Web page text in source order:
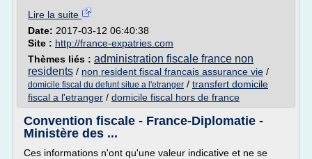
Lire la suite
Date: 2017-03-12 06:40:38
Site : http://france-expatries.com
Thèmes liés : administration fiscale france non
residents / non resident fiscal francais assurance vie /
domicile fiscal du defunt situe a l'etranger / transfert domicile
fiscal a l'etranger / domicile fiscal hors de france
Convention fiscale - France-Diplomatie -
Ministère des ...
Ces informations n'ont qu'une valeur indicative et ne se